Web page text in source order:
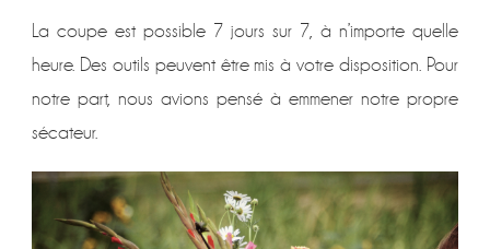
La coupe est possible 7 jours sur 7, à n’importe quelle
heure. Des outils peuvent être mis à votre disposition. Pour
notre part, nous avions pensé à emmener notre propre
sécateur.